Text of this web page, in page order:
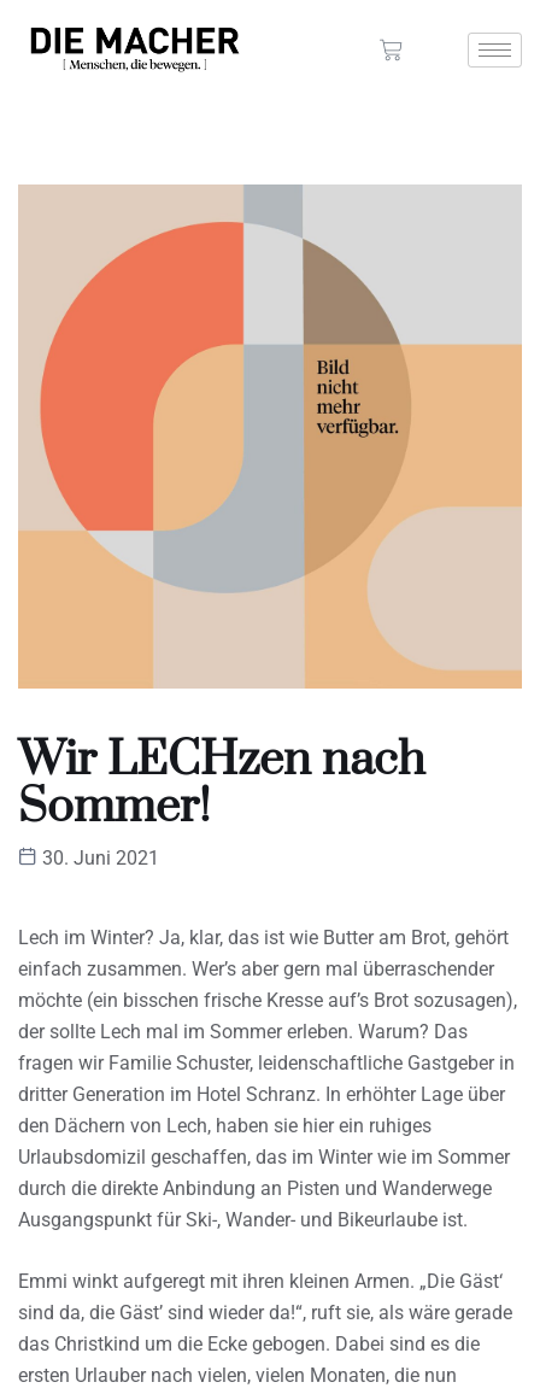
Wir LECHzen nach
Sommer!
30. Juni 2021
Lech im Winter? Ja, klar, das ist wie Butter am Brot, gehört
einfach zusammen. Wer’s aber gern mal überraschender
möchte (ein bisschen frische Kresse auf’s Brot sozusagen),
der sollte Lech mal im Sommer erleben. Warum? Das
fragen wir Familie Schuster, leidenschaftliche Gastgeber in
dritter Generation im Hotel Schranz. In erhöhter Lage über
den Dächern von Lech, haben sie hier ein ruhiges
Urlaubsdomizil geschaffen, das im Winter wie im Sommer
durch die direkte Anbindung an Pisten und Wanderwege
Ausgangspunkt für Ski-, Wander- und Bikeurlaube ist.
Emmi winkt aufgeregt mit ihren kleinen Armen. „Die Gäst‘
sind da, die Gäst’ sind wieder da!“, ruft sie, als wäre gerade
das Christkind um die Ecke gebogen. Dabei sind es die
ersten Urlauber nach vielen, vielen Monaten, die nun